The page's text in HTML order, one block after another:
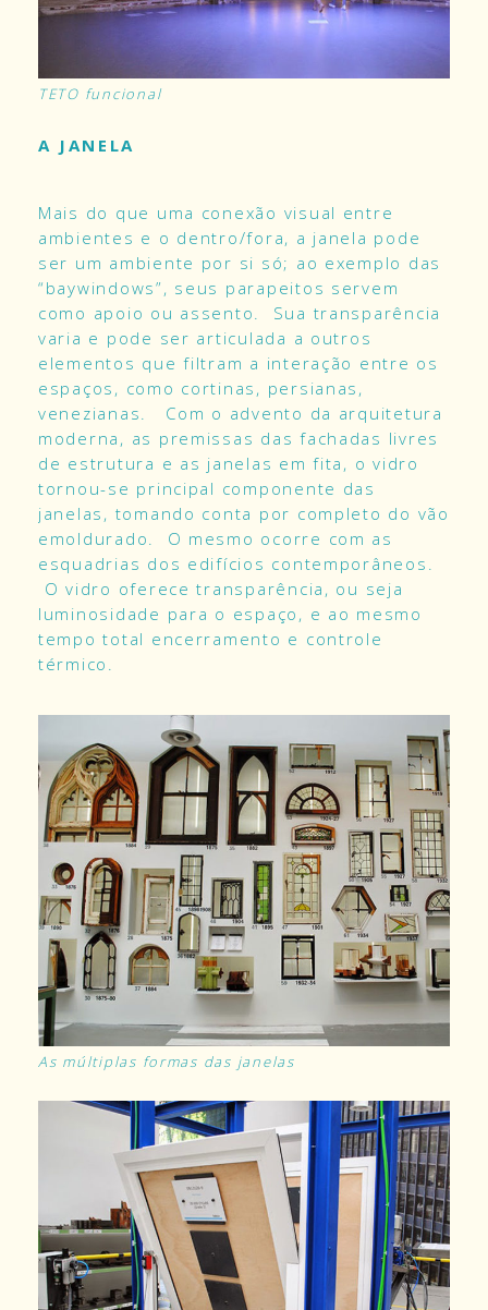
TETO funcional
A JANELA
Mais do que uma conexão visual entre
ambientes e o dentro/fora, a janela pode
ser um ambiente por si só; ao exemplo das
“baywindows”, seus parapeitos servem
como apoio ou assento. Sua transparência
varia e pode ser articulada a outros
elementos que filtram a interação entre os
espaços, como cortinas, persianas,
venezianas. Com o advento da arquitetura
moderna, as premissas das fachadas livres
de estrutura e as janelas em fita, o vidro
tornou-se principal componente das
janelas, tomando conta por completo do vão
emoldurado. O mesmo ocorre com as
esquadrias dos edifícios contemporâneos.
O vidro oferece transparência, ou seja
luminosidade para o espaço, e ao mesmo
tempo total encerramento e controle
térmico.
As múltiplas formas das janelas